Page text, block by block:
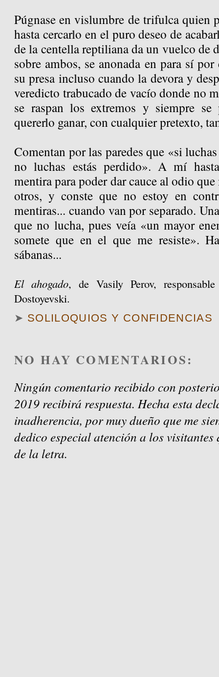
Púgnase en vislumbre de trifulca quien
hasta cercarlo en el puro deseo de
de la centella reptiliana da un vuelco de
sobre ambos, se anonada en para sí
su presa incluso cuando la devora y
veredicto trabucado de vacío donde no
se raspan los extremos y siempre
quererlo ganar, con cualquier pretexto,
Comentan por las paredes que «si
no luchas estás perdido». A mí
mentira para poder dar cauce al odio
otros, y conste que no estoy en
mentiras... cuando van por separado.
que no lucha, pues veía «un mayor
somete que en el que me resiste».
sábanas...
El ahogado, de Vasily Perov,
Dostoyevski.
➤ SOLILOQUIOS Y CONFIDENCIAS
NO HAY COMENTARIOS:
Ningún comentario recibido con
2019 recibirá respuesta. Hecha esta
inadherencia, por muy dueño que me
dedico especial atención a los
de la letra.